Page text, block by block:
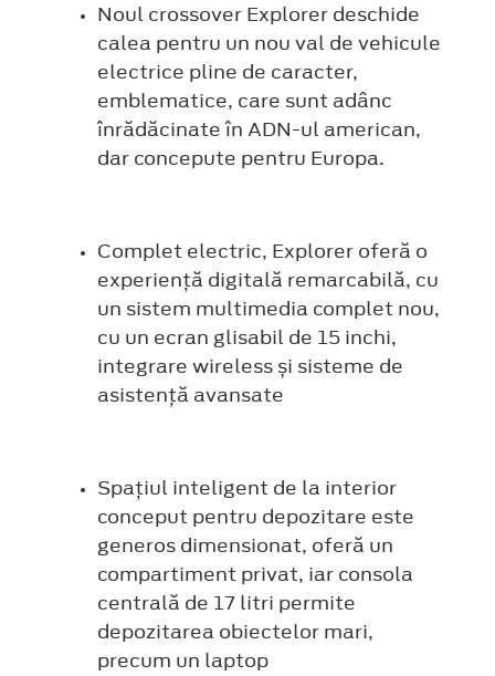
Noul crossover Explorer deschide
calea pentru un nou val de vehicule
electrice pline de caracter,
emblematice, care sunt adânc
înrădăcinate în ADN-ul american,
dar concepute pentru Europa.
Complet electric, Explorer oferă o
experiență digitală remarcabilă, cu
un sistem multimedia complet nou,
cu un ecran glisabil de 15 inchi,
integrare wireless și sisteme de
asistență avansate
Spațiul inteligent de la interior
conceput pentru depozitare este
generos dimensionat, oferă un
compartiment privat, iar consola
centrală de 17 litri permite
depozitarea obiectelor mari,
precum un laptop